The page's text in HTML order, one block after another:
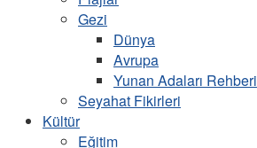
Gezi
Dünya
Avrupa
Yunan Adaları Rehberi
Seyahat Fikirleri
Kültür
Eğitim